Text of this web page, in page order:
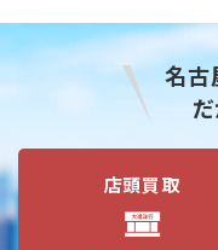
名古
店頭買取